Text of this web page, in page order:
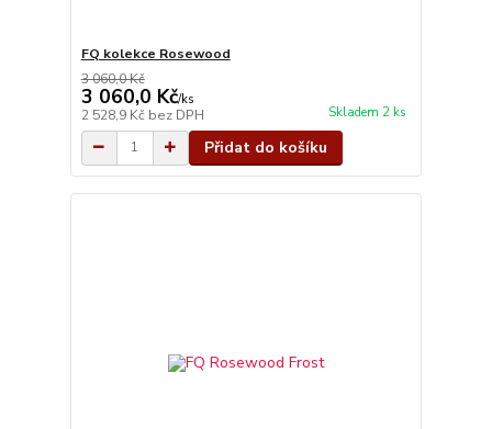
FQ kolekce Rosewood
3 060,0 Kč
3 060,0 Kč/ks
2 528,9 Kč bez DPH Skladem 2 ks
Přidat do košíku